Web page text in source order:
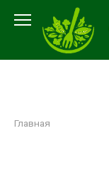
контенту
Главная